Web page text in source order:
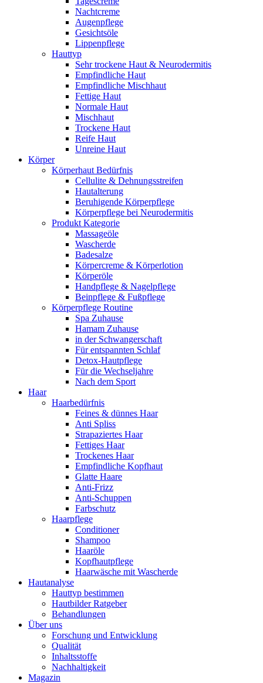
Nachtcreme
Augenpflege
Gesichtsöle
Lippenpflege
Hauttyp
Sehr trockene Haut & Neurodermitis
Empfindliche Haut
Empfindliche Mischhaut
Fettige Haut
Normale Haut
Mischhaut
Trockene Haut
Reife Haut
Unreine Haut
Körper
Körperhaut Bedürfnis
Cellulite & Dehnungsstreifen
Hautalterung
Beruhigende Körperpflege
Körperpflege bei Neurodermitis
Produkt Kategorie
Massageöle
Wascherde
Badesalze
Körpercreme & Körperlotion
Körperöle
Handpflege & Nagelpflege
Beinpflege & Fußpflege
Körperpflege Routine
Spa Zuhause
Hamam Zuhause
in der Schwangerschaft
Für entspannten Schlaf
Detox-Hautpflege
Für die Wechseljahre
Nach dem Sport
Haar
Haarbedürfnis
Feines & dünnes Haar
Anti Spliss
Strapaziertes Haar
Fettiges Haar
Trockenes Haar
Empfindliche Kopfhaut
Glatte Haare
Anti-Frizz
Anti-Schuppen
Farbschutz
Haarpflege
Conditioner
Shampoo
Haaröle
Kopfhautpflege
Haarwäsche mit Wascherde
Hautanalyse
Hauttyp bestimmen
Hautbilder Ratgeber
Behandlungen
Über uns
Forschung und Entwicklung
Qualität
Inhaltsstoffe
Nachhaltigkeit
Magazin